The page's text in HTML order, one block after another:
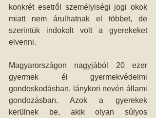
konkrét esetről személyiségi jogi okok
miatt nem árulhatnak el többet, de
szerintük indokolt volt a gyerekeket
elvenni.
Magyarországon nagyjából 20 ezer
gyermek él gyermekvédelmi
gondoskodásban, lánykori nevén állami
gondozásban. Azok a gyerekek
kerülnek be, akik olyan súlyos